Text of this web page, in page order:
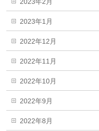
2023年1月
2022年12月
2022年11月
2022年10月
2022年9月
2022年8月